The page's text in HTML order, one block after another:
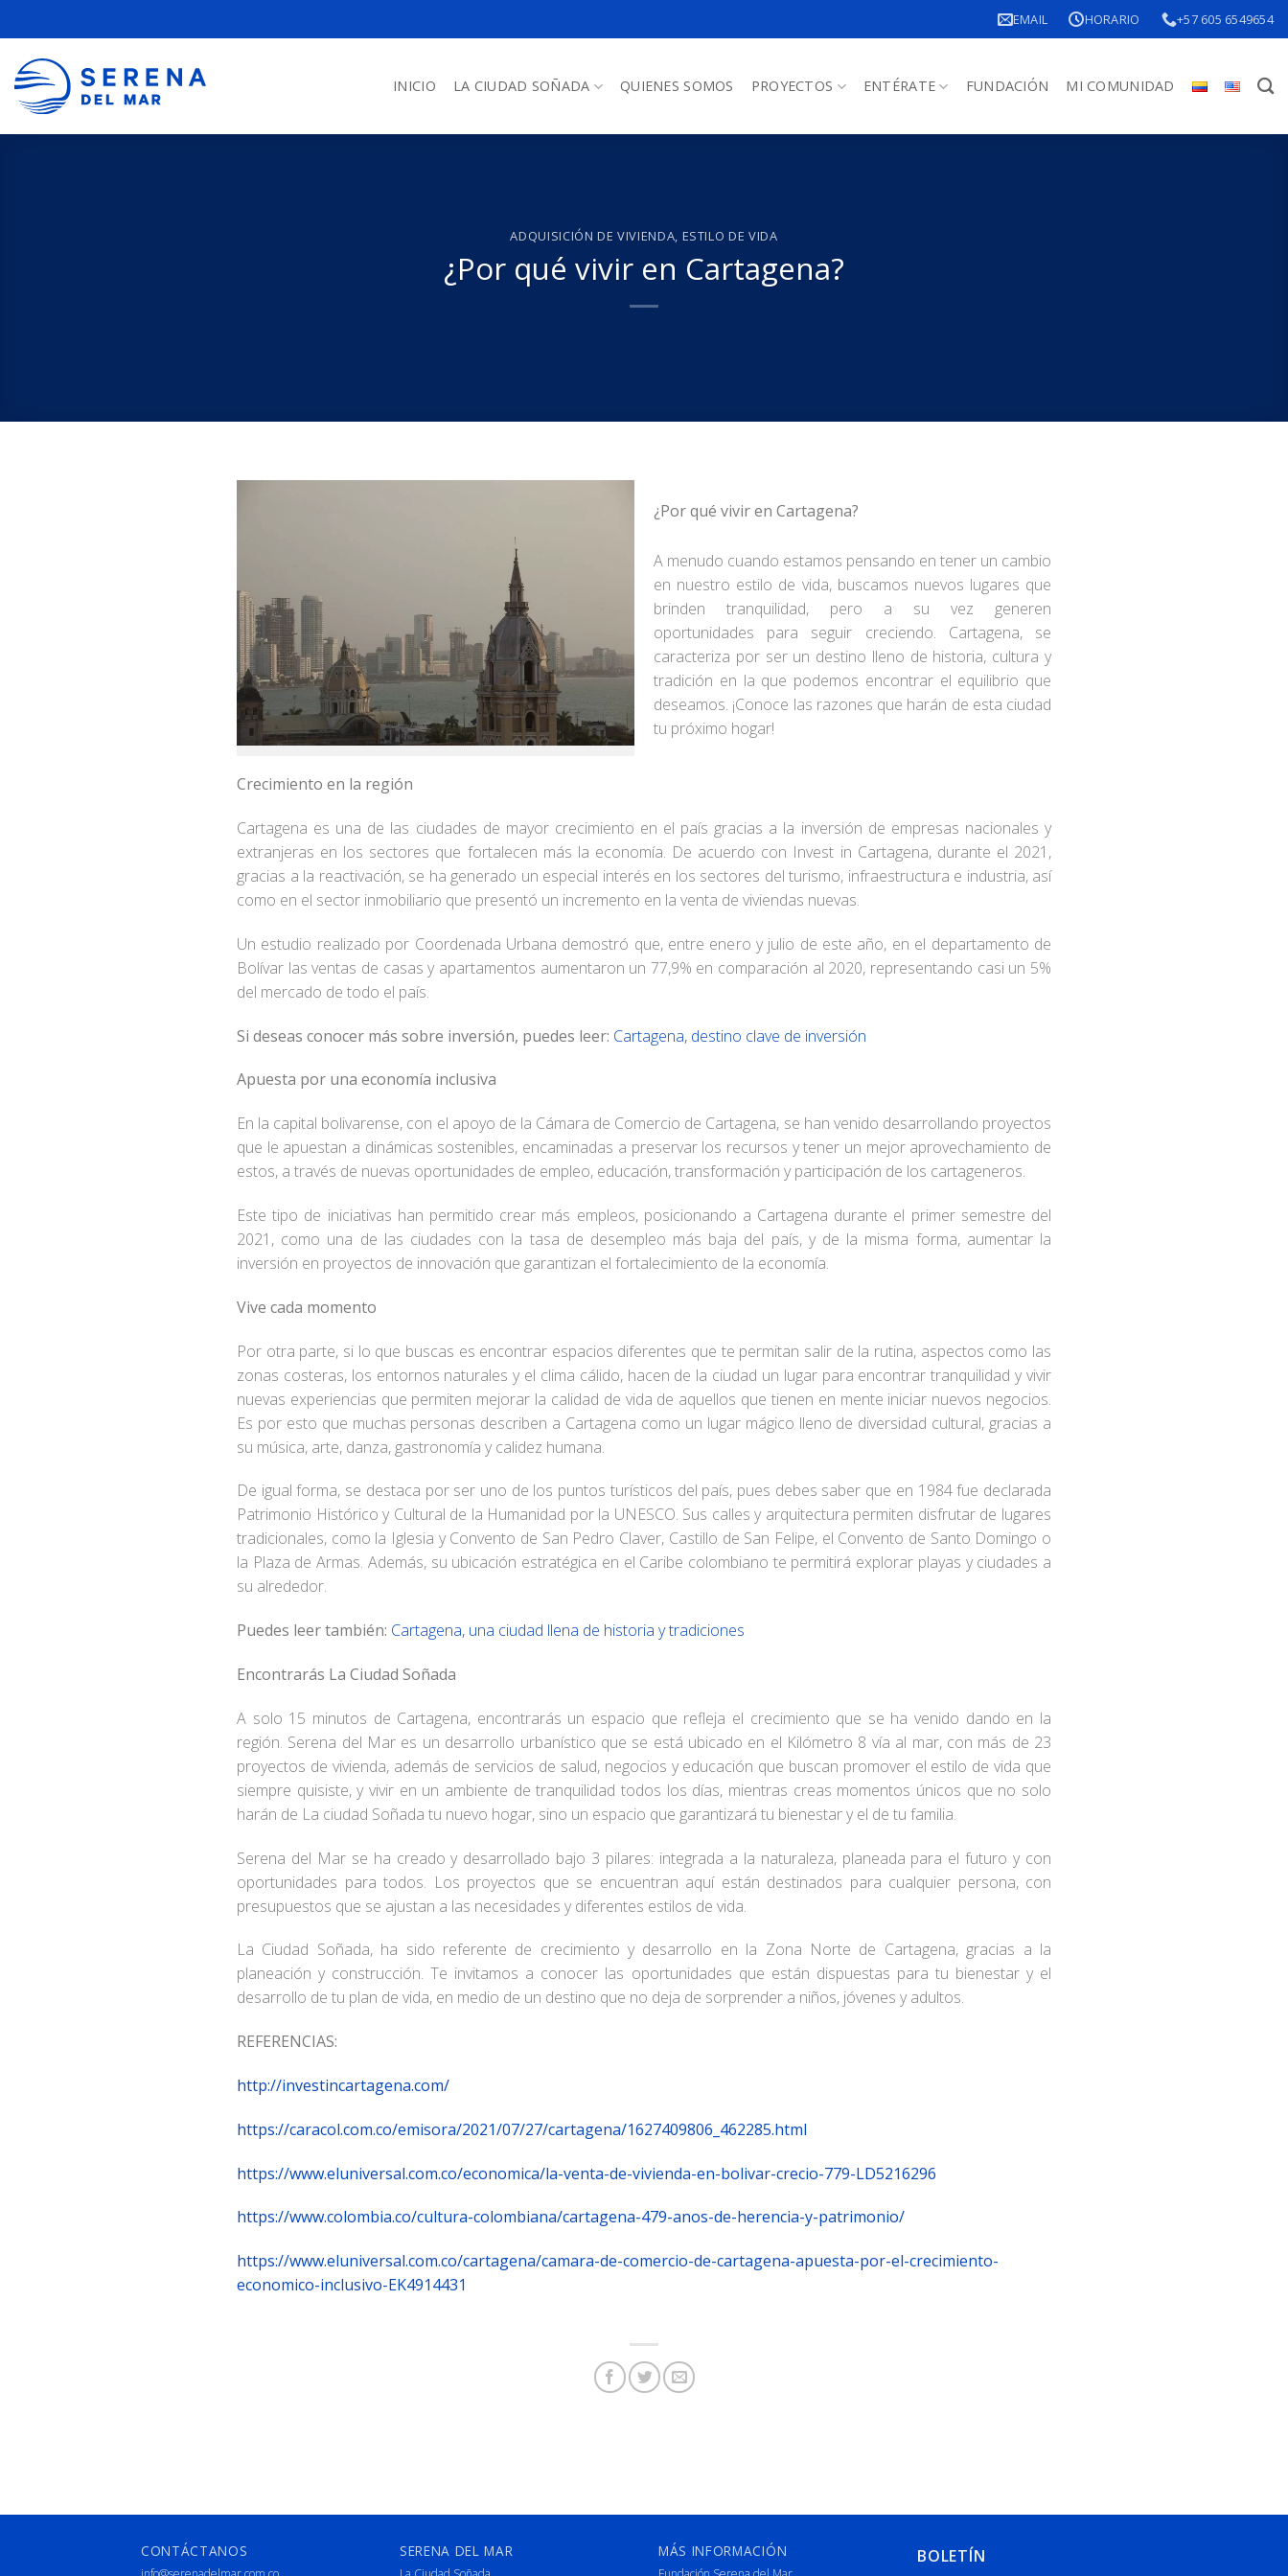
EMAIL HORARIO +57 605 6549654
INICIO LA CIUDAD SOÑADA QUIENES SOMOS PROYECTOS ENTÉRATE FUNDACIÓN MI COMUNIDAD
ADQUISICIÓN DE VIVIENDA, ESTILO DE VIDA
¿Por qué vivir en Cartagena?
¿Por qué vivir en Cartagena?
A menudo cuando estamos pensando en tener un cambio
en nuestro estilo de vida, buscamos nuevos lugares que
brinden tranquilidad, pero a su vez generen
oportunidades para seguir creciendo. Cartagena, se
caracteriza por ser un destino lleno de historia, cultura y
tradición en la que podemos encontrar el equilibrio que
deseamos. ¡Conoce las razones que harán de esta ciudad
tu próximo hogar!
Crecimiento en la región
Cartagena es una de las ciudades de mayor crecimiento en el país gracias a la inversión de empresas nacionales y
extranjeras en los sectores que fortalecen más la economía. De acuerdo con Invest in Cartagena, durante el 2021,
gracias a la reactivación, se ha generado un especial interés en los sectores del turismo, infraestructura e industria, así
como en el sector inmobiliario que presentó un incremento en la venta de viviendas nuevas.
Un estudio realizado por Coordenada Urbana demostró que, entre enero y julio de este año, en el departamento de
Bolívar las ventas de casas y apartamentos aumentaron un 77,9% en comparación al 2020, representando casi un 5%
del mercado de todo el país.
Si deseas conocer más sobre inversión, puedes leer: Cartagena, destino clave de inversión
Apuesta por una economía inclusiva
En la capital bolivarense, con el apoyo de la Cámara de Comercio de Cartagena, se han venido desarrollando proyectos
que le apuestan a dinámicas sostenibles, encaminadas a preservar los recursos y tener un mejor aprovechamiento de
estos, a través de nuevas oportunidades de empleo, educación, transformación y participación de los cartageneros.
Este tipo de iniciativas han permitido crear más empleos, posicionando a Cartagena durante el primer semestre del
2021, como una de las ciudades con la tasa de desempleo más baja del país, y de la misma forma, aumentar la
inversión en proyectos de innovación que garantizan el fortalecimiento de la economía.
Vive cada momento
Por otra parte, si lo que buscas es encontrar espacios diferentes que te permitan salir de la rutina, aspectos como las
zonas costeras, los entornos naturales y el clima cálido, hacen de la ciudad un lugar para encontrar tranquilidad y vivir
nuevas experiencias que permiten mejorar la calidad de vida de aquellos que tienen en mente iniciar nuevos negocios.
Es por esto que muchas personas describen a Cartagena como un lugar mágico lleno de diversidad cultural, gracias a
su música, arte, danza, gastronomía y calidez humana.
De igual forma, se destaca por ser uno de los puntos turísticos del país, pues debes saber que en 1984 fue declarada
Patrimonio Histórico y Cultural de la Humanidad por la UNESCO. Sus calles y arquitectura permiten disfrutar de lugares
tradicionales, como la Iglesia y Convento de San Pedro Claver, Castillo de San Felipe, el Convento de Santo Domingo o
la Plaza de Armas. Además, su ubicación estratégica en el Caribe colombiano te permitirá explorar playas y ciudades a
su alrededor.
Puedes leer también: Cartagena, una ciudad llena de historia y tradiciones
Encontrarás La Ciudad Soñada
A solo 15 minutos de Cartagena, encontrarás un espacio que refleja el crecimiento que se ha venido dando en la
región. Serena del Mar es un desarrollo urbanístico que se está ubicado en el Kilómetro 8 vía al mar, con más de 23
proyectos de vivienda, además de servicios de salud, negocios y educación que buscan promover el estilo de vida que
siempre quisiste, y vivir en un ambiente de tranquilidad todos los días, mientras creas momentos únicos que no solo
harán de La ciudad Soñada tu nuevo hogar, sino un espacio que garantizará tu bienestar y el de tu familia.
Serena del Mar se ha creado y desarrollado bajo 3 pilares: integrada a la naturaleza, planeada para el futuro y con
oportunidades para todos. Los proyectos que se encuentran aquí están destinados para cualquier persona, con
presupuestos que se ajustan a las necesidades y diferentes estilos de vida.
La Ciudad Soñada, ha sido referente de crecimiento y desarrollo en la Zona Norte de Cartagena, gracias a la
planeación y construcción. Te invitamos a conocer las oportunidades que están dispuestas para tu bienestar y el
desarrollo de tu plan de vida, en medio de un destino que no deja de sorprender a niños, jóvenes y adultos.
REFERENCIAS:
http://investincartagena.com/
https://caracol.com.co/emisora/2021/07/27/cartagena/1627409806_462285.html
https://www.eluniversal.com.co/economica/la-venta-de-vivienda-en-bolivar-crecio-779-LD5216296
https://www.colombia.co/cultura-colombiana/cartagena-479-anos-de-herencia-y-patrimonio/
https://www.eluniversal.com.co/cartagena/camara-de-comercio-de-cartagena-apuesta-por-el-crecimiento-
economico-inclusivo-EK4914431
CONTÁCTANOS SERENA DEL MAR MÁS INFORMACIÓN BOLETÍN